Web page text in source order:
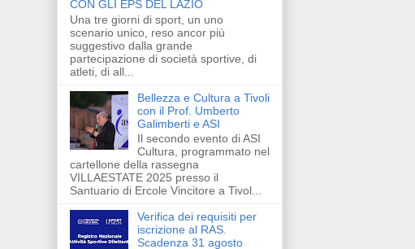
CON GLI EPS DEL LAZIO
Una tre giorni di sport, un uno
scenario unico, reso ancor più
suggestivo dalla grande
partecipazione di società sportive, di
atleti, di all...
Bellezza e Cultura a Tivoli
con il Prof. Umberto
Galimberti e ASI
Il secondo evento di ASI
Cultura, programmato nel
cartellone della rassegna
VILLAESTATE 2025 presso il
Santuario di Ercole Vincitore a Tivol...
Verifica dei requisiti per
iscrizione al RAS.
Scadenza 31 agosto